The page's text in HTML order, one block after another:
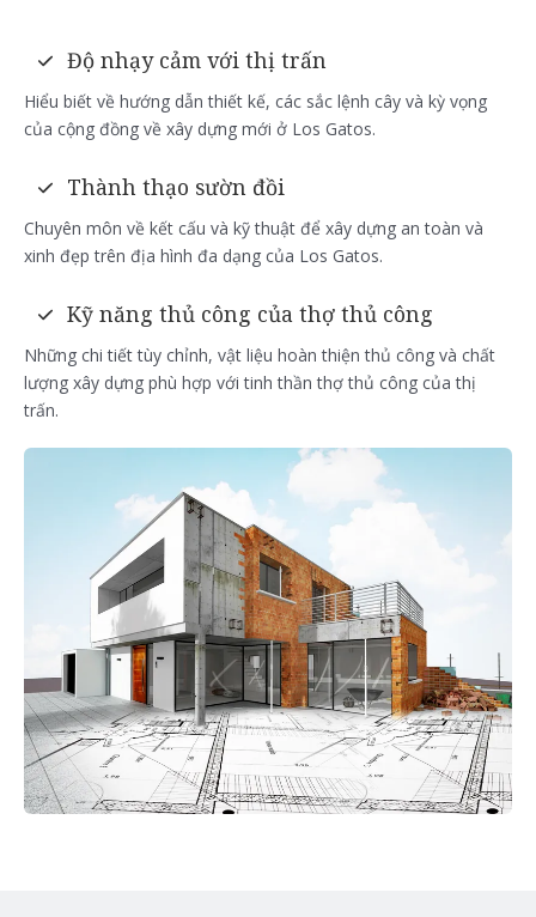
Độ nhạy cảm với thị trấn
Hiểu biết về hướng dẫn thiết kế, các sắc lệnh cây và kỳ vọng
của cộng đồng về xây dựng mới ở Los Gatos.
Thành thạo sườn đồi
Chuyên môn về kết cấu và kỹ thuật để xây dựng an toàn và
xinh đẹp trên địa hình đa dạng của Los Gatos.
Kỹ năng thủ công của thợ thủ công
Những chi tiết tùy chỉnh, vật liệu hoàn thiện thủ công và chất
lượng xây dựng phù hợp với tinh thần thợ thủ công của thị
trấn.